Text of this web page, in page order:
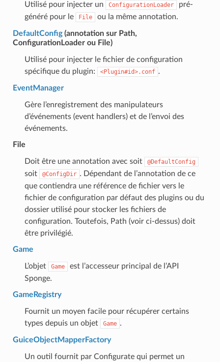
Utilisé pour injecter un
ConfigurationLoader
pré-
généré pour le
File ou la même annotation.
DefaultConfig(annotation sur Path,
ConfigurationLoader ou File)
Utilisé pour injecter le fichier de configuration
spécifique du plugin:
<Plugin#id>.conf .
EventManager
Gère l’enregistrement des manipulateurs
d’événements (event handlers) et de l’envoi des
événements.
File
Doit être une annotation avec soit @DefaultConfig
soit @ConfigDir . Dépendant de l’annotation de ce
que contiendra une référence de fichier vers le
fichier de configuration par défaut des plugins ou du
dossier utilisé pour stocker les fichiers de
configuration. Toutefois, Path (voir ci-dessus) doit
être privilégié.
Game
L’objet Game
est l’accesseur principal de l’API
Sponge.
GameRegistry
Fournit un moyen facile pour récupérer certains
types depuis un objet
Game .
GuiceObjectMapperFactory
Un outil fournit par Configurate qui permet un